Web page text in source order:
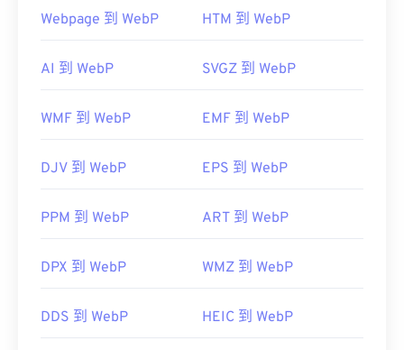
實用連結：
維基百科 PNG 的文章
相關 PNG 工具：
還可以試試 Corel PaintShop Pro。
實用連結：
相關 WebP 工具：
使用我們的 顏色選擇器 從 WebP 映像中擷取顏色
Webpage 到 WebP HTM 到 WebP
AI 到 WebP SVGZ 到 WebP
WMF 到 WebP EMF 到 WebP
DJV 到 WebP EPS 到 WebP
PPM 到 WebP ART 到 WebP
DPX 到 WebP WMZ 到 WebP
DDS 到 WebP HEIC 到 WebP